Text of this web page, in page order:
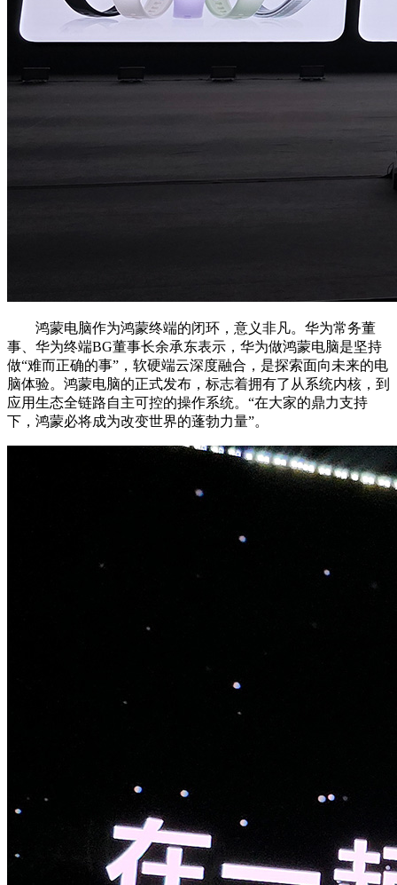
鸿蒙电脑作为鸿蒙终端的闭环，意义非凡。华为常务董
事、华为终端BG董事长余承东表示，华为做鸿蒙电脑是坚持
做“难而正确的事”，软硬端云深度融合，是探索面向未来的电
脑体验。鸿蒙电脑的正式发布，标志着拥有了从系统内核，到
应用生态全链路自主可控的操作系统。“在大家的鼎力支持
下，鸿蒙必将成为改变世界的蓬勃力量”。